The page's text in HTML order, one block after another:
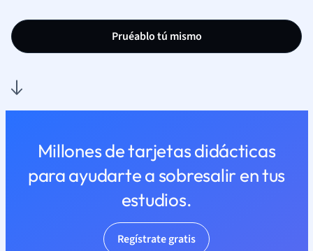
Pruéablo tú mismo
Millones de tarjetas didácticas
para ayudarte a sobresalir en tus
estudios.
Regístrate gratis